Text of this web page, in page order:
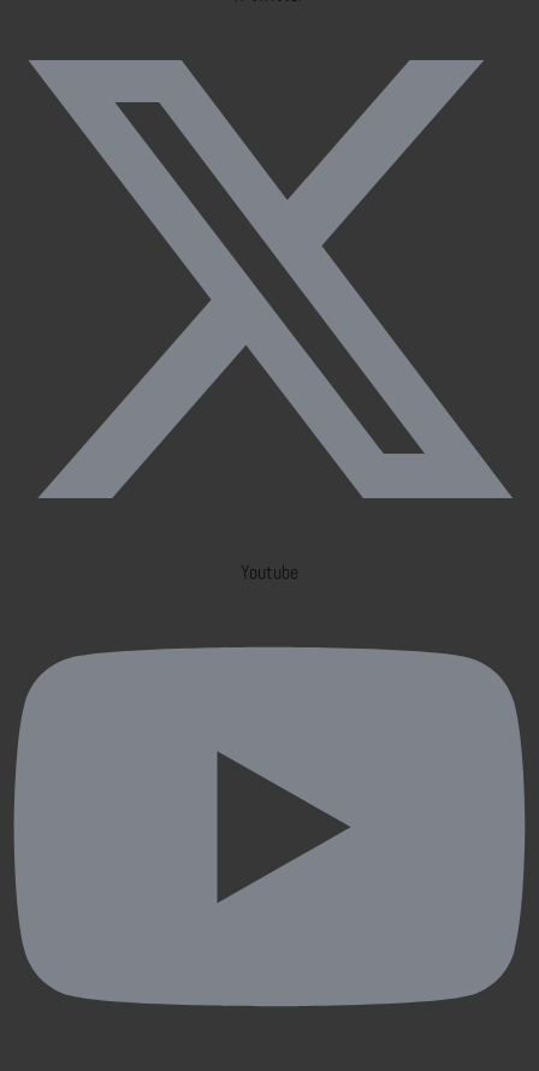
Youtube